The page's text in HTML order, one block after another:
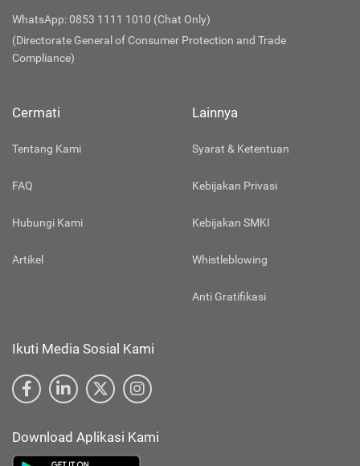
WhatsApp: 0853 1111 1010 (Chat Only)
(Directorate General of Consumer Protection and Trade
Compliance)
Cermati
Tentang Kami
FAQ
Hubungi Kami
Artikel
Lainnya
Syarat & Ketentuan
Kebijakan Privasi
Kebijakan SMKI
Whistleblowing
Anti Gratifikasi
Ikuti Media Sosial Kami
Download Aplikasi Kami